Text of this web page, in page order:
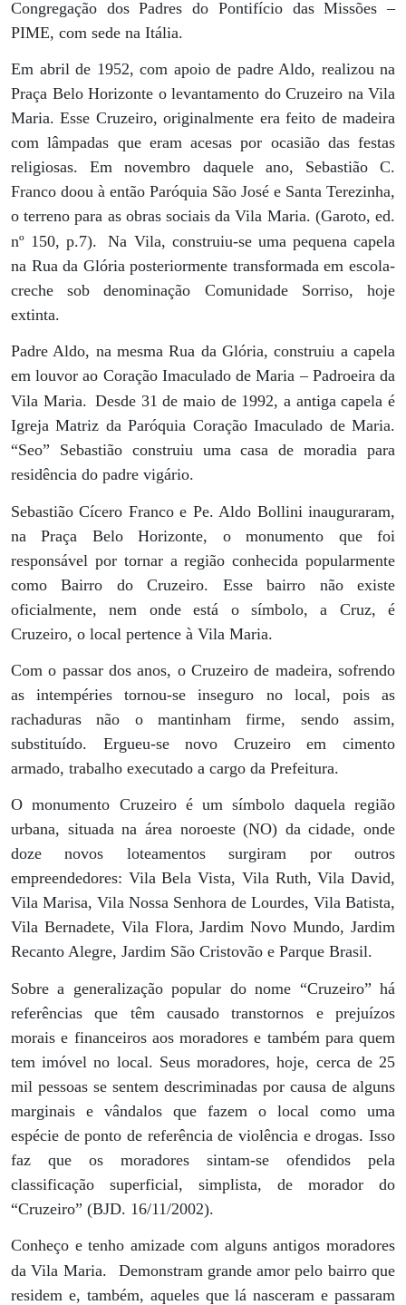
Congregação dos Padres do Pontifício das Missões –
PIME, com sede na Itália.
Em abril de 1952, com apoio de padre Aldo, realizou na
Praça Belo Horizonte o levantamento do Cruzeiro na Vila
Maria. Esse Cruzeiro, originalmente era feito de madeira
com lâmpadas que eram acesas por ocasião das festas
religiosas. Em novembro daquele ano, Sebastião C.
Franco doou à então Paróquia São José e Santa Terezinha,
o terreno para as obras sociais da Vila Maria. (Garoto, ed.
nº 150, p.7).
Na Vila, construiu-se uma pequena capela
na Rua da Glória posteriormente transformada em escola-
creche sob denominação Comunidade Sorriso, hoje
extinta.
Padre Aldo, na mesma Rua da Glória, construiu a capela
em louvor ao Coração Imaculado de Maria – Padroeira da
Vila Maria. Desde 31 de maio de 1992, a antiga capela é
Igreja Matriz da Paróquia Coração Imaculado de Maria.
“Seo” Sebastião construiu uma casa de moradia para
residência do padre vigário.
Sebastião Cícero Franco e Pe. Aldo Bollini inauguraram,
na Praça Belo Horizonte, o monumento que foi
responsável por tornar a região conhecida popularmente
como Bairro do Cruzeiro. Esse bairro não existe
oficialmente, nem onde está o símbolo, a Cruz, é
Cruzeiro, o local pertence à Vila Maria.
Com o passar dos anos, o Cruzeiro de madeira, sofrendo
as intempéries tornou-se inseguro no local, pois as
rachaduras não o mantinham firme, sendo assim,
substituído. Ergueu-se novo Cruzeiro em cimento
armado, trabalho executado a cargo da Prefeitura.
O monumento Cruzeiro é um símbolo daquela região
urbana, situada na área noroeste (NO) da cidade, onde
doze novos loteamentos surgiram por outros
empreendedores: Vila Bela Vista, Vila Ruth, Vila David,
Vila Marisa, Vila Nossa Senhora de Lourdes, Vila Batista,
Vila Bernadete, Vila Flora, Jardim Novo Mundo, Jardim
Recanto Alegre, Jardim São Cristovão e Parque Brasil.
Sobre a generalização popular do nome “Cruzeiro” há
referências que têm causado transtornos e prejuízos
morais e financeiros aos moradores e também para quem
tem imóvel no local. Seus moradores, hoje, cerca de 25
mil pessoas se sentem descriminadas por causa de alguns
marginais e vândalos que fazem o local como uma
espécie de ponto de referência de violência e drogas. Isso
faz que os moradores sintam-se ofendidos pela
classificação superficial, simplista, de morador do
“Cruzeiro” (BJD. 16/11/2002).
Conheço e tenho amizade com alguns antigos moradores
da Vila Maria.
Demonstram grande amor pelo bairro que
residem e, também, aqueles que lá nasceram e passaram